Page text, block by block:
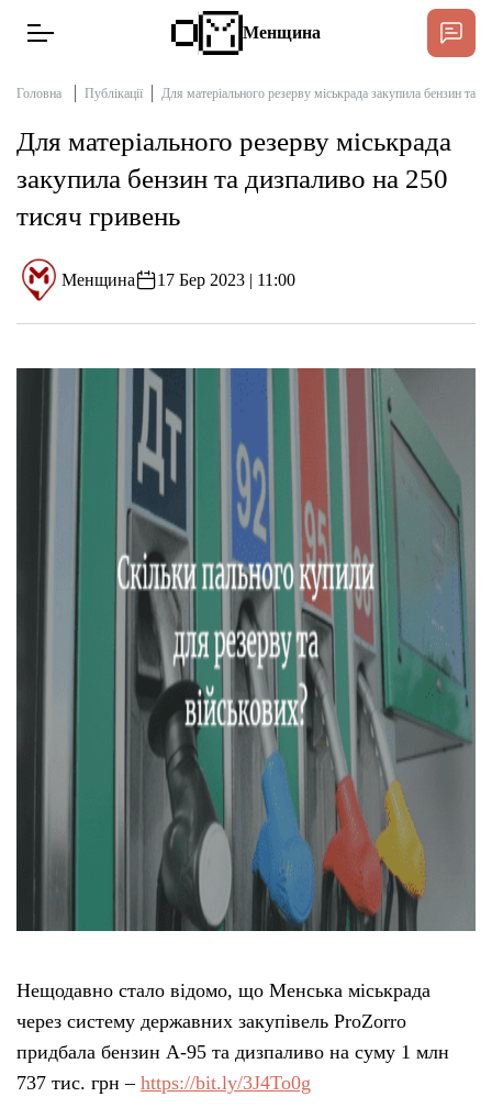
Новини
Інтерв’ю
Тексти
Рекламні прайси
Підтримати «місцевих»
Редакційна політика
Підтримати
Менщина
Головна Публікації Для матеріального резерву міськрада закупила бензин та
Для матеріального резерву міськрада
закупила бензин та дизпаливо на 250
тисяч гривень
Менщина 17 Бер 2023 | 11:00
Нещодавно стало відомо, що Менська міськрада
через систему державних закупівель ProZorro
придбала бензин А-95 та дизпаливо на суму 1 млн
737 тис. грн – https://bit.ly/3J4To0g